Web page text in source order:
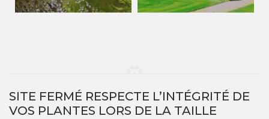
SITE FERMÉ RESPECTE L’INTÉGRITÉ DE
VOS PLANTES LORS DE LA TAILLE